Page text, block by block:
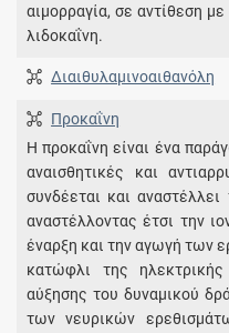
αιμορραγία, σε αντίθεση
λιδοκαΐνη.
Διαιθυλαμινοαιθανόλη
Προκαΐνη
Η προκαΐνη είναι ένα
αναισθητικές και
συνδέεται και
αναστέλλοντας έτσι την
έναρξη και την αγωγή των
κατώφλι της
αύξησης του δυναμικού
των νευρικών